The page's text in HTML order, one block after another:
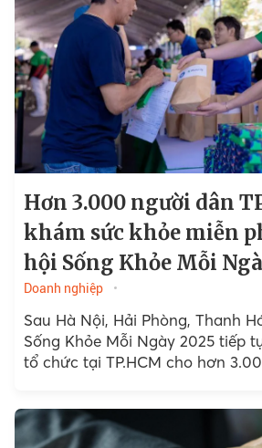
Hơn 3.000 người dân
khám sức khỏe miễn
hội Sống Khỏe Mỗi
Doanh nghiệp
Sau Hà Nội, Hải Phòng, Thanh
Sống Khỏe Mỗi Ngày 2025 tiếp
tổ chức tại TP.HCM cho hơn